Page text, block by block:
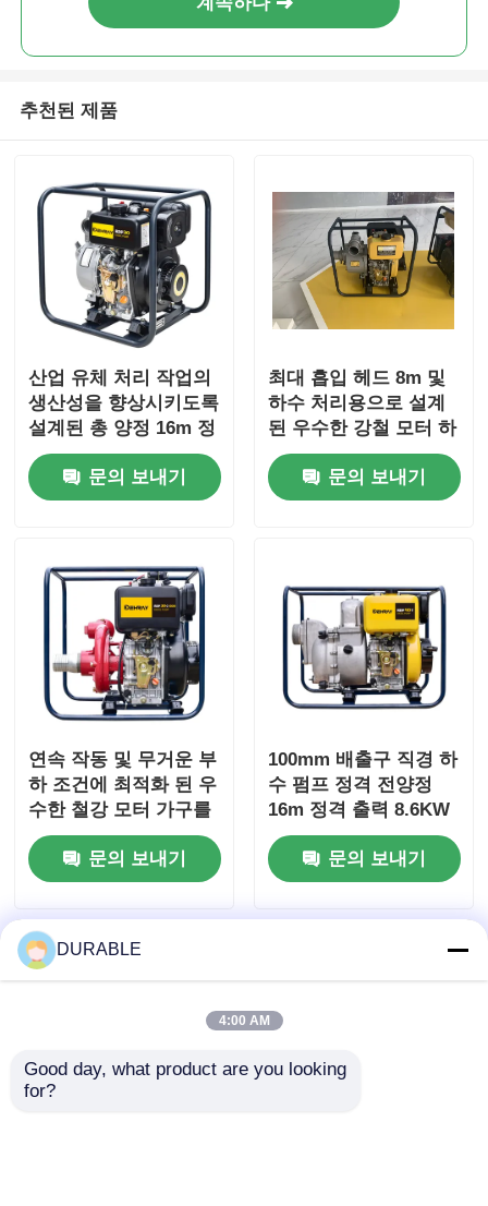
추천된 제품
산업 유체 처리 작업의
생산성을 향상시키도록
설계된 총 양정 16m 정
격의 전기 고유량 펌프
문의 보내기
최대 흡입 헤드 8m 및
하수 처리용으로 설계
된 우수한 강철 모터 하
우징을 갖춘 100mm 배
출구 직경 하수 펌프
문의 보내기
연속 작동 및 무거운 부
하 조건에 최적화 된 우
수한 철강 모터 가구를
갖춘 배수 디젤 펌프
문의 보내기
100mm 배출구 직경 하
수 펌프 정격 전양정
16m 정격 출력 8.6KW
하수 처리 및 폐수 이송
용 펌프 문의 보내기
DURABLE
4:00 AM
Good day, what product are you looking
for?